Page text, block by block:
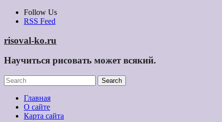
Skip
Follow Us
RSS Feed
risoval-ko.ru
Научиться рисовать может всякий.
Главная
О сайте
Карта сайта